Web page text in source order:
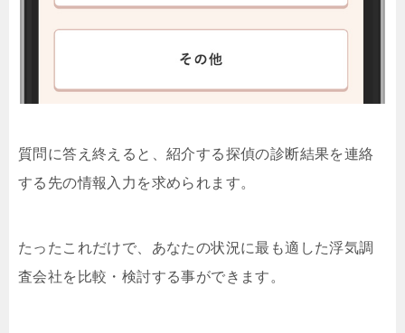
質問に答え終えると、紹介する探偵の診断結果を連絡
する先の情報入力を求められます。
たったこれだけで、あなたの状況に最も適した浮気調
査会社を比較・検討する事ができます。